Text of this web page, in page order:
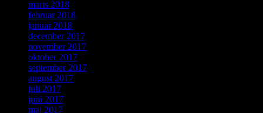
marts 2018
februar 2018
januar 2018
december 2017
november 2017
oktober 2017
september 2017
august 2017
juli 2017
juni 2017
maj 2017